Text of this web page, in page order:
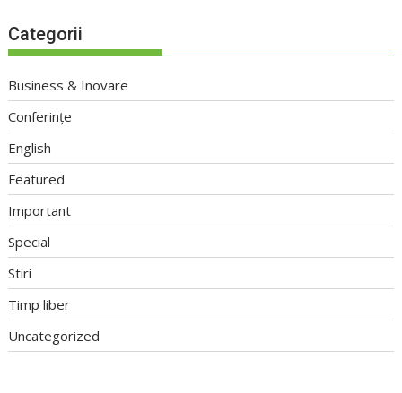
Categorii
Business & Inovare
Conferințe
English
Featured
Important
Special
Stiri
Timp liber
Uncategorized